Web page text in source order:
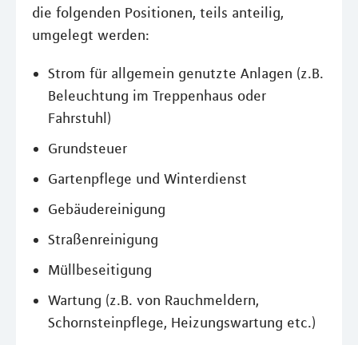
die folgenden Positionen, teils anteilig,
umgelegt werden:
Strom für allgemein genutzte Anlagen (z.B.
Beleuchtung im Treppenhaus oder
Fahrstuhl)
Grundsteuer
Gartenpflege und Winterdienst
Gebäudereinigung
Straßenreinigung
Müllbeseitigung
Wartung (z.B. von Rauchmeldern,
Schornsteinpflege, Heizungswartung etc.)